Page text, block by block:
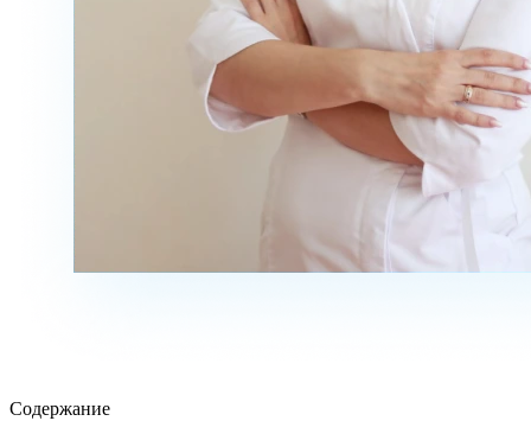
Содержание